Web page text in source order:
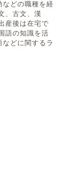
などの職種を経
、古文、漢
産後は在宅で
語の知識を活
どに関するラ